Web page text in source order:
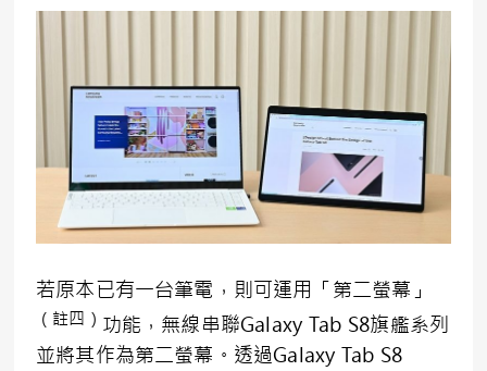
若原本已有一台筆電，則可運用「第二螢幕」
（註四） 功能，無線串聯Galaxy Tab S8旗艦系列
並將其作為第二螢幕。透過Galaxy Tab S8